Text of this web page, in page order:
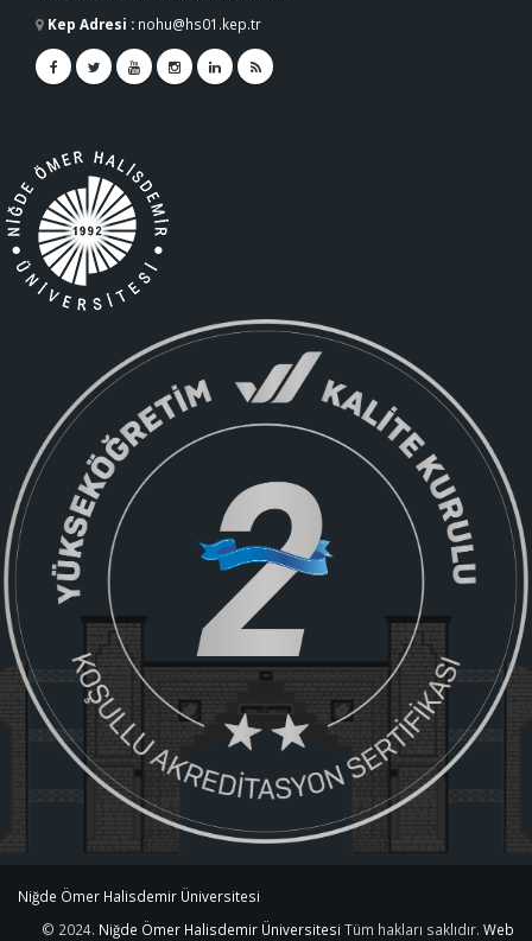
Kep Adresi : nohu@hs01.kep.tr
Niğde Ömer Halisdemir Üniversitesi
© 2024. Niğde Ömer Halisdemir Üniversitesi Tüm hakları saklıdır. Web